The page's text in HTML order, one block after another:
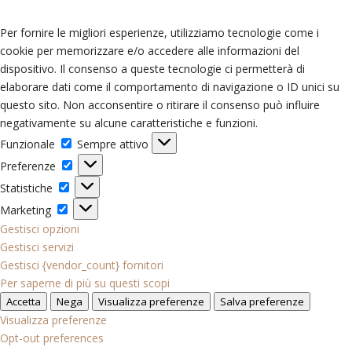
Per fornire le migliori esperienze, utilizziamo tecnologie come i
cookie per memorizzare e/o accedere alle informazioni del
dispositivo. Il consenso a queste tecnologie ci permetterà di
elaborare dati come il comportamento di navigazione o ID unici su
questo sito. Non acconsentire o ritirare il consenso può influire
negativamente su alcune caratteristiche e funzioni.
Funzionale
Funzionale
Sempre attivo
Preferenze
Preferenze
Statistiche
Statistiche
Marketing
Marketing
Gestisci opzioni
Gestisci servizi
Gestisci {vendor_count} fornitori
Per saperne di più su questi scopi
Accetta Nega Visualizza preferenze Salva preferenze
Visualizza preferenze
Opt-out preferences